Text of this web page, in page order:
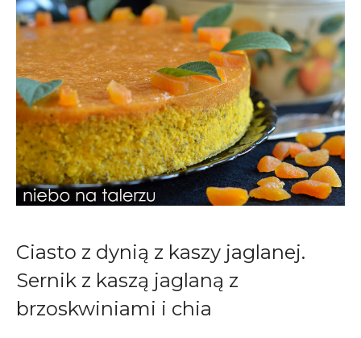
Ciasto z dynią z kaszy jaglanej.
Sernik z kaszą jaglaną z
brzoskwiniami i chia